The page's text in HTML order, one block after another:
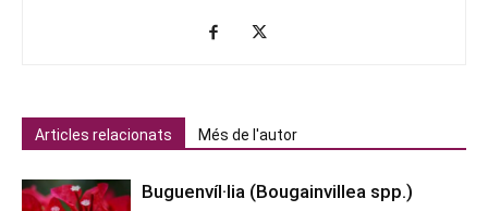
Articles relacionats Més de l'autor
Buguenvíl·lia (Bougainvillea spp.)